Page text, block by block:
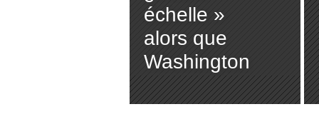
échelle »
alors que
Washington
entame des
essais de